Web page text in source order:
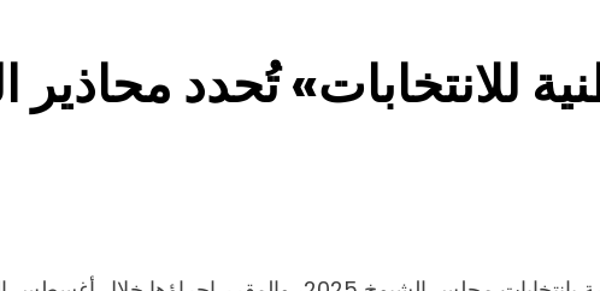
للانتخابات» تُحدد محاذير